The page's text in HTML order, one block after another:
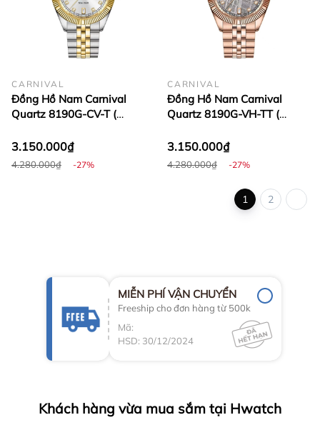
CARNIVAL
Đồng Hồ Nam Carnival
Quartz 8190G-CV-T (
3.150.000₫
4.280.000₫ -27%
CARNIVAL
Đồng Hồ Nam Carnival
Quartz 8190G-VH-TT (
3.150.000₫
4.280.000₫ -27%
1 2
MIỄN PHÍ VẬN CHUYỂN
Freeship cho đơn hàng từ 500k
Mã:
HSD: 30/12/2024
Khách hàng vừa mua sắm tại Hwatch